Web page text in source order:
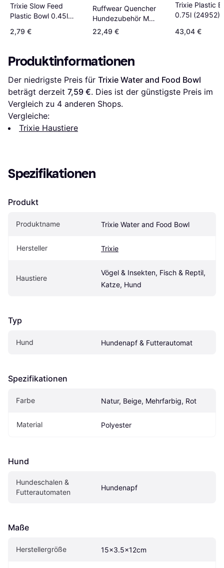
Trixie Slow Feed
Plastic Bowl 0.45l
2,79 €
Ruffwear Quencher
Hundezubehör M
coastal mountains
22,49 €
Trixie Plastic
0.75l (24952)
43,04 €
Produktinformationen
Der niedrigste Preis für Trixie Water and Food Bowl
beträgt derzeit 7,59 €. Dies ist der günstigste Preis im
Vergleich zu 4 anderen Shops.
Vergleiche:
Trixie Haustiere
Spezifikationen
Produkt
Produktname Trixie Water and Food Bowl
Hersteller Trixie
Haustiere
Vögel & Insekten, Fisch & Reptil,
Katze, Hund
Typ
Hund Hundenapf & Futterautomat
Spezifikationen
Farbe Natur, Beige, Mehrfarbig, Rot
Material Polyester
Hund
Hundeschalen &
Futterautomaten
Hundenapf
Maße
Herstellergröße 15x3.5x12cm